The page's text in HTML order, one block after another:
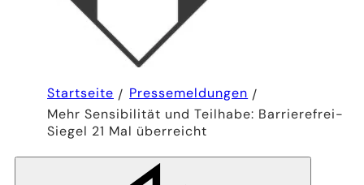
Startseite
Pressemeldungen
Mehr Sensibilität und Teilhabe: Barrierefrei-
Siegel 21 Mal überreicht